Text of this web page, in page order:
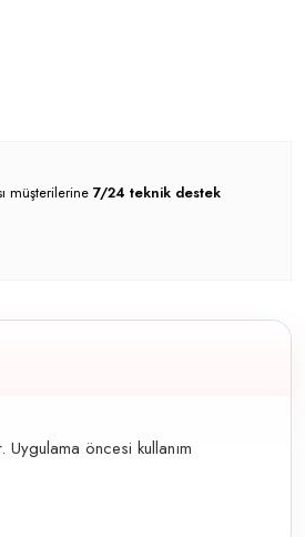
müşterilerine 7/24 teknik destek
öncesi kullanım